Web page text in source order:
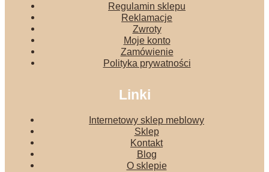
Regulamin sklepu
Reklamacje
Zwroty
Moje konto
Zamówienie
Polityka prywatności
Linki
Internetowy sklep meblowy
Sklep
Kontakt
Blog
O sklepie